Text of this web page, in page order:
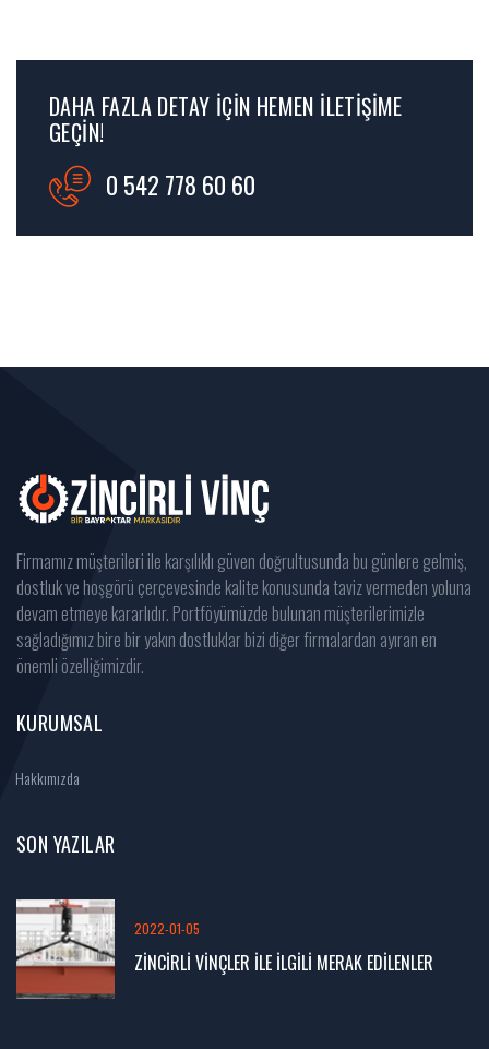
DAHA FAZLA DETAY İÇİN HEMEN İLETİŞİME
GEÇİN!
0 542 778 60 60
Firmamız müşterileri ile karşılıklı güven doğrultusunda bu günlere gelmiş,
dostluk ve hoşgörü çerçevesinde kalite konusunda taviz vermeden yoluna
devam etmeye kararlıdır. Portföyümüzde bulunan müşterilerimizle
sağladığımız bire bir yakın dostluklar bizi diğer firmalardan ayıran en
önemli özelliğimizdir.
KURUMSAL
Hakkımızda
SON YAZILAR
2022-01-05
ZİNCİRLİ VİNÇLER İLE İLGİLİ MERAK EDİLENLER